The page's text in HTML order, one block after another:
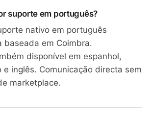
suporte em português?
nativo em português
baseada em Coimbra.
disponível em espanhol,
e inglês. Comunicação directa sem
marketplace.